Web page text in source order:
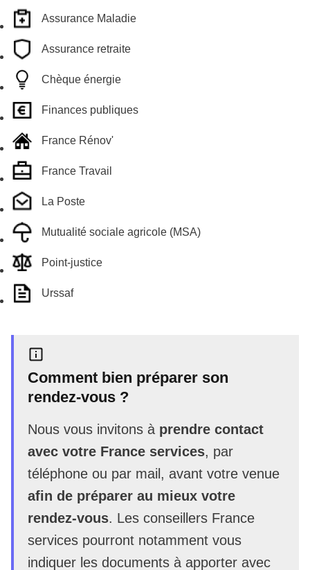
Assurance Maladie
Assurance retraite
Chèque énergie
Finances publiques
France Rénov'
France Travail
La Poste
Mutualité sociale agricole (MSA)
Point-justice
Urssaf
Comment bien préparer son
rendez-vous ?
Nous vous invitons à prendre contact
avec votre France services, par
téléphone ou par mail, avant votre venue
afin de préparer au mieux votre
rendez-vous. Les conseillers France
services pourront notamment vous
indiquer les documents à apporter avec